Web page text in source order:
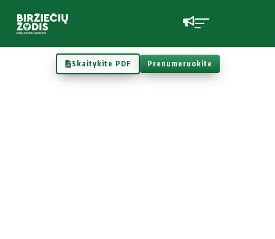
Skaitykite PDF Prenumeruokite